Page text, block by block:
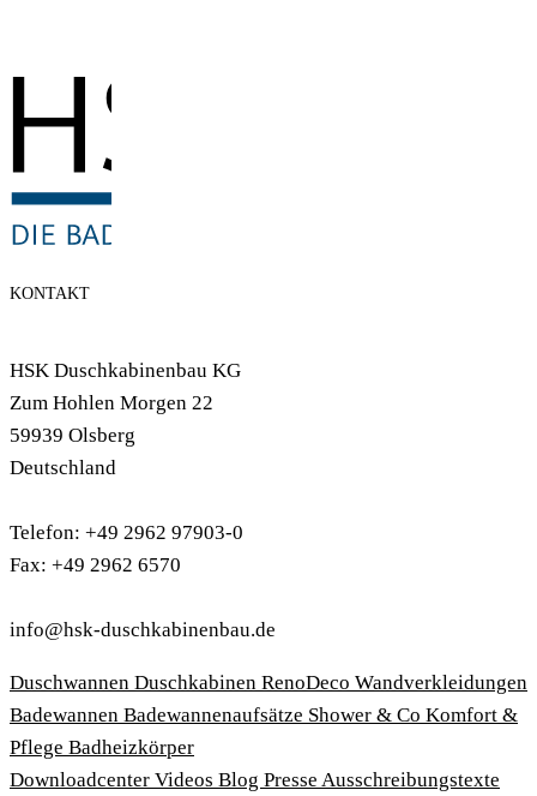
KONTAKT
HSK Duschkabinenbau KG
Zum Hohlen Morgen 22
59939 Olsberg
Deutschland
Telefon: +49 2962 97903-0
Fax: +49 2962 6570
info@hsk-duschkabinenbau.de
Duschwannen Duschkabinen RenoDeco Wandverkleidungen
Badewannen Badewannenaufsätze Shower & Co Komfort &
Pflege Badheizkörper
Download­center Videos Blog Presse Ausschreibungstexte